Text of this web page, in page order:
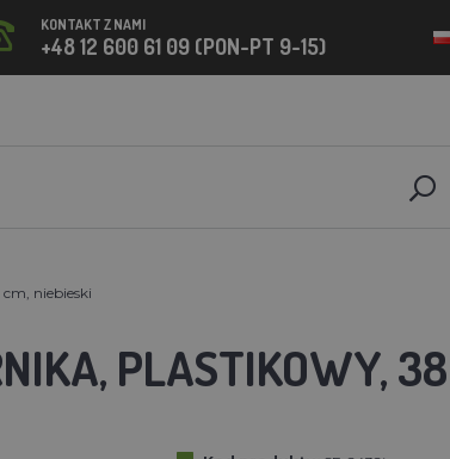
KONTAKT Z NAMI
+48 12 600 61 09 (PON-PT 9-15)
niebieski
PLASTIKOWY,